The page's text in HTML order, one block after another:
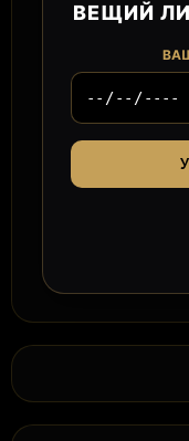
ВЕЩИЙ